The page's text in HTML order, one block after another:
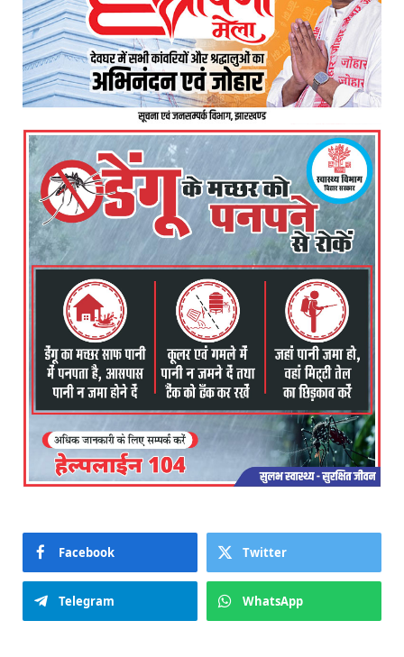
Facebook Twitter
Telegram WhatsApp